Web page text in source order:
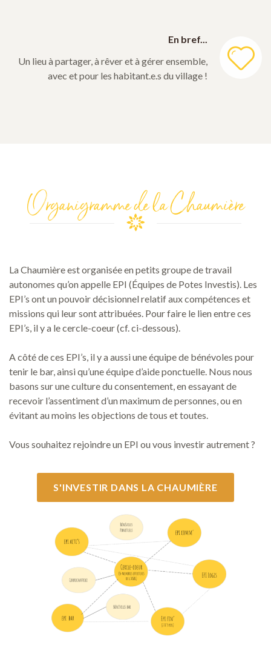
En bref...
Un lieu à partager, à rêver et à gérer ensemble,
avec et pour les habitant.e.s du village !
Organigramme de la Chaumière
La Chaumière est organisée en petits groupe de travail
autonomes qu’on appelle EPI (Équipes de Potes Investis). Les
EPI’s ont un pouvoir décisionnel relatif aux compétences et
missions qui leur sont attribuées. Pour faire le lien entre ces
EPI’s, il y a le cercle-coeur (cf. ci-dessous).
A côté de ces EPI’s, il y a aussi une équipe de bénévoles pour
tenir le bar, ainsi qu’une équipe d’aide ponctuelle. Nous nous
basons sur une culture du consentement, en essayant de
recevoir l’assentiment d’un maximum de personnes, ou en
évitant au moins les objections de tous et toutes.
Vous souhaitez rejoindre un EPI ou vous investir autrement ?
S'INVESTIR DANS LA CHAUMIÈRE